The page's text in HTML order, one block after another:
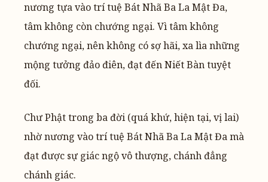
nương tựa vào trí tuệ Bát Nhã Ba La Mật Đa,
tâm không còn chướng ngại. Vì tâm không
chướng ngại, nên không có sợ hãi, xa lìa những
mộng tưởng đảo điên, đạt đến Niết Bàn tuyệt
đối.
Chư Phật trong ba đời (quá khứ, hiện tại, vị lai)
nhờ nương vào trí tuệ Bát Nhã Ba La Mật Đa mà
đạt được sự giác ngộ vô thượng, chánh đẳng
chánh giác.